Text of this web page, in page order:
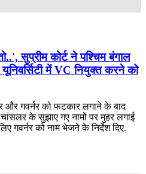
सुप्रीम कोर्ट ने पश्चिम बंगाल
में VC नियुक्त करने को
और गवर्नर को फटकार लगाने के बाद
चांसलर के सुझाए गए नामों पर मुहर लगाई
गवर्नर को नाम भेजने के निर्देश दिए.